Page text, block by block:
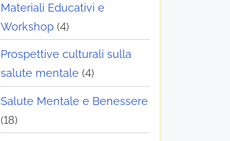
Materiali Educativi e
Workshop (4)
Prospettive culturali sulla
salute mentale (4)
Salute Mentale e Benessere
(18)